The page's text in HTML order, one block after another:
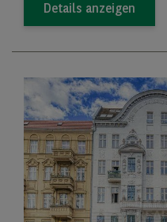
Details anzeigen